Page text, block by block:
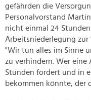
gefährden die
Personalvorstand
nicht einmal 24
Arbeitsniederlegung
"Wir tun alles im Sinne
zu verhindern. Wer eine
Stunden fordert und in
bekommen könnte, der